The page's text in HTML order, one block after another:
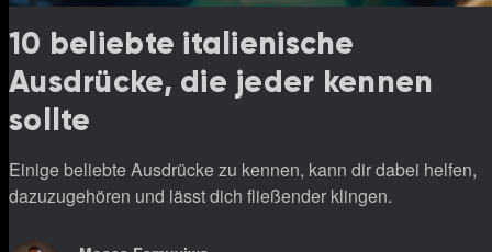
10 beliebte italienische
Ausdrücke, die jeder kennen
sollte
Einige beliebte Ausdrücke zu kennen, kann dir dabei helfen,
dazuzugehören und lässt dich fließender klingen.